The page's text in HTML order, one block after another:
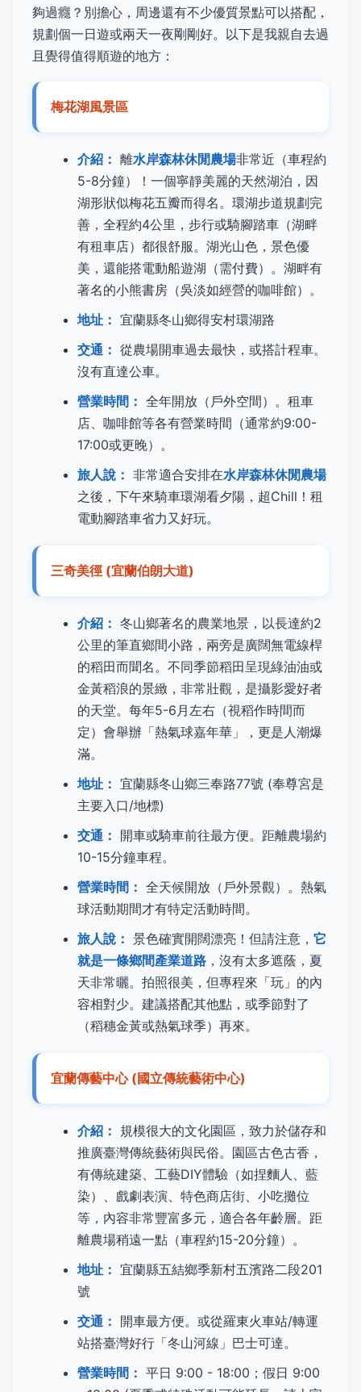
夠過癮？別擔心，周邊還有不少優質景點可以搭配，
規劃個一日遊或兩天一夜剛剛好。以下是我親自去過
且覺得值得順遊的地方：
梅花湖風景區
介紹： 離水岸森林休閒農場非常近（車程約
5-8分鐘）！一個寧靜美麗的天然湖泊，因
湖形狀似梅花五瓣而得名。環湖步道規劃完
善，全程約4公里，步行或騎腳踏車（湖畔
有租車店）都很舒服。湖光山色，景色優
美，還能搭電動船遊湖（需付費）。湖畔有
著名的小熊書房（吳淡如經營的咖啡館）。
地址： 宜蘭縣冬山鄉得安村環湖路
交通： 從農場開車過去最快，或搭計程車。
沒有直達公車。
營業時間： 全年開放（戶外空間）。租車
店、咖啡館等各有營業時間（通常約9:00-
17:00或更晚）。
旅人說： 非常適合安排在水岸森林休閒農場
之後，下午來騎車環湖看夕陽，超Chill！租
電動腳踏車省力又好玩。
三奇美徑 (宜蘭伯朗大道)
介紹： 冬山鄉著名的農業地景，以長達約2
公里的筆直鄉間小路，兩旁是廣闊無電線桿
的稻田而聞名。不同季節稻田呈現綠油油或
金黃稻浪的景緻，非常壯觀，是攝影愛好者
的天堂。每年5-6月左右（視稻作時間而
定）會舉辦「熱氣球嘉年華」，更是人潮爆
滿。
地址： 宜蘭縣冬山鄉三奉路77號 (奉尊宮是
主要入口/地標)
交通： 開車或騎車前往最方便。距離農場約
10-15分鐘車程。
營業時間： 全天候開放（戶外景觀）。熱氣
球活動期間才有特定活動時間。
旅人說： 景色確實開闊漂亮！但請注意， 它
就是一條鄉間產業道路 ，沒有太多遮蔭，夏
天非常曬。拍照很美，但專程來「玩」的內
容相對少。建議搭配其他點，或季節對了
（稻穗金黃或熱氣球季）再來。
宜蘭傳藝中心 (國立傳統藝術中心)
介紹： 規模很大的文化園區，致力於儲存和
推廣臺灣傳統藝術與民俗。園區古色古香，
有傳統建築、工藝DIY體驗（如捏麵人、藍
染）、戲劇表演、特色商店街、小吃攤位
等，內容非常豐富多元，適合各年齡層。距
離農場稍遠一點（車程約15-20分鐘）。
地址： 宜蘭縣五結鄉季新村五濱路二段201
號
交通： 開車最方便。或從羅東火車站/轉運
站搭臺灣好行「冬山河線」巴士可達。
營業時間： 平日 9:00 - 18:00；假日 9:00